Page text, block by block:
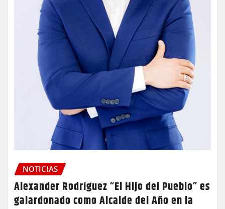
NOTICIAS
Alexander Rodríguez “El Hijo del Pueblo” es
galardonado como Alcalde del Año en la